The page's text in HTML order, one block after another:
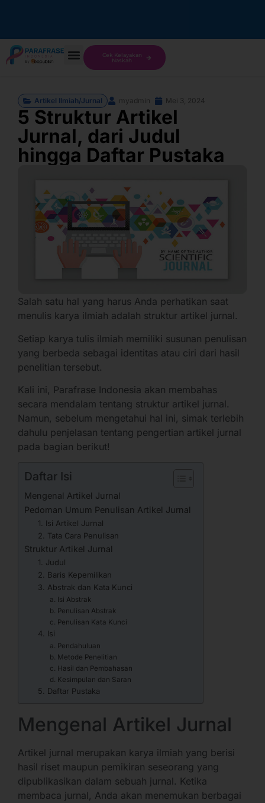
Cek Kelayakan
Naskah
Artikel Ilmiah/Jurnal myadmin Mei 3, 2024
5 Struktur Artikel
Jurnal, dari Judul
hingga Daftar Pustaka
Salah satu hal yang harus Anda perhatikan saat
menulis karya ilmiah adalah struktur artikel jurnal.
Setiap karya tulis ilmiah memiliki susunan penulisan
yang berbeda sebagai identitas atau ciri dari hasil
penelitian tersebut.
Kali ini, Parafrase Indonesia akan membahas
secara mendalam tentang struktur artikel jurnal.
Namun, sebelum mengetahui hal ini, simak terlebih
dahulu penjelasan tentang pengertian artikel jurnal
pada bagian berikut!
Daftar Isi
Mengenal Artikel Jurnal
Pedoman Umum Penulisan Artikel Jurnal
1. Isi Artikel Jurnal
2. Tata Cara Penulisan
Struktur Artikel Jurnal
1. Judul
2. Baris Kepemilikan
3. Abstrak dan Kata Kunci
a. Isi Abstrak
b. Penulisan Abstrak
c. Penulisan Kata Kunci
4. Isi
a. Pendahuluan
b. Metode Penelitian
c. Hasil dan Pembahasan
d. Kesimpulan dan Saran
5. Daftar Pustaka
Mengenal Artikel Jurnal
Artikel jurnal merupakan karya ilmiah yang berisi
hasil riset maupun pemikiran seseorang yang
dipublikasikan dalam sebuah jurnal. Ketika
membaca jurnal, Anda akan menemukan berbagai